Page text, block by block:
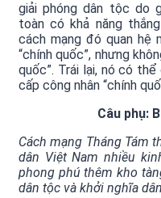
giải phóng dân tộc do
toàn có khả năng
cách mạng đó quan hệ
“chính quốc”, nhưng
quốc”. Trái lại, nó có
cấp công nhân “chính
Câu phụ:
Cách mạng Tháng Tám
dân Việt Nam nhiều
phong phú thêm kho
dân tộc và khởi nghĩa